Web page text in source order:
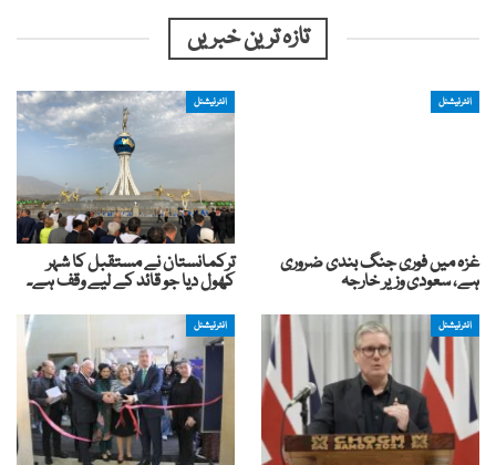
تازہ ترین خبریں
انٹرنیشنل
غزہ میں فوری جنگ بندی ضروری
ہے، سعودی وزیر خارجہ
انٹرنیشنل
ترکمانستان نے مستقبل کا شہر
کھول دیا جو قائد کے لیے وقف ہے۔
انٹرنیشنل انٹرنیشنل